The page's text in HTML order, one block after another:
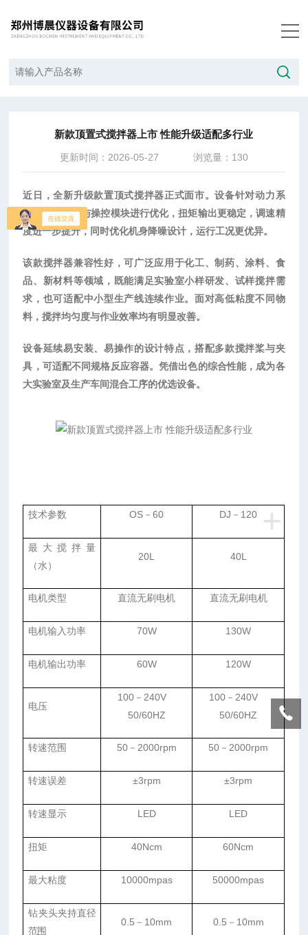
新款顶置式搅拌器上市 性能升级适配多行业
更新时间：2026-05-27 浏览量：130
近日，全新升级款置顶式搅拌器正式面市。设备针对动力系
统、运行结构与操控模块进行优化，扭矩输出更稳定，调速精
度进一步提升，同时优化机身降噪设计，运行工况更优异。
该款搅拌器兼容性好，可广泛应用于化工、制药、涂料、食
品、新材料等领域，既能满足实验室小样研发、试样搅拌需
求，也可适配中小型生产线连续作业。面对高低粘度不同物
料，搅拌均匀度与作业效率均有明显改善。
设备延续易安装、易操作的设计特点，搭配多款搅拌桨与夹
具，可适配不同规格反应容器。凭借出色的综合性能，成为各
大实验室及生产车间混合工序的优选设备。
+
技术参数 OS －60 DJ － 120
最大搅拌量
（水）
20L 40L
电机类型 直流无刷电机 直流无刷电机
电机输入功率 70W 130W
电机输出功率 60W 120W
电压
100－ 240V
50/60HZ
100 － 240V
50/60HZ
转速范围 50－ 2000rpm 50 － 2000rpm
转速误差 ±3rpm ±3rpm
转速显示 LED LED
扭矩 40Ncm 60Ncm
最大粘度 10000mpas 50000mpas
钻夹头夹持直径
范围
0.5 － 10mm 0.5 － 10mm